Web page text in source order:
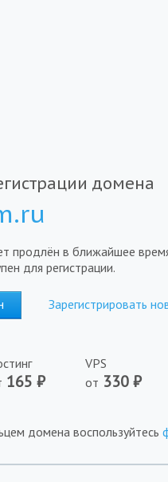
домена
продлён в ближайшее
для регистрации.
Зарегистрировать
₽
VPS
от
₽
домена воспользуйтесь